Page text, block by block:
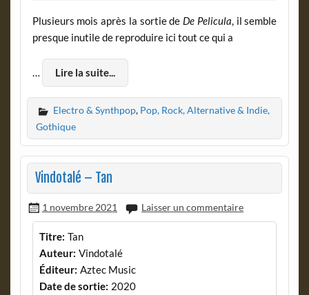
Plusieurs mois après la sortie de De Pelicula , il semble
presque inutile de reproduire ici tout ce qui a
… Lire la suite...
Electro & Synthpop, Pop, Rock, Alternative & Indie,
Gothique
Vindotalé – Tan
1 novembre 2021 Laisser un commentaire
Titre: Tan
Auteur: Vindotalé
Éditeur: Aztec Music
Date de sortie: 2020